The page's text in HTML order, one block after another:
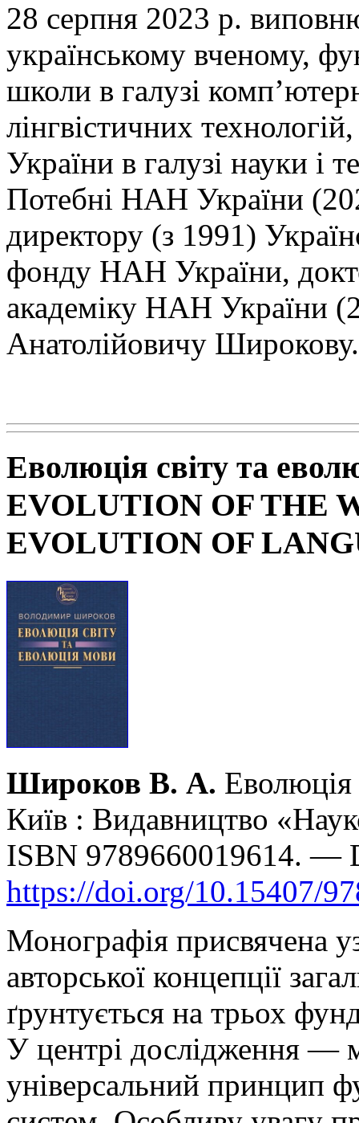
28 серпня 2023 р.
українському вченому,
школи в галузі
лінгвістичних
України в галузі науки і
Потебні НАН України
директору (з 1991)
фонду НАН України,
академіку НАН України
Анатолійовичу Широкову.
Еволюція світу та
EVOLUTION OF THE
EVOLUTION OF
Широков В. А.
Київ : Видавництво
ISBN 9789660019614. —
https://doi.org/10.15407/
Монографія присвячена
авторської концепції
ґрунтується на трьох
У центрі дослідження —
універсальний принцип